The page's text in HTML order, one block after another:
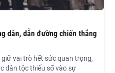
dân, dẫn đường chiến thắng
vai trò hết sức quan trọng,
dân tộc thiểu số vào sự